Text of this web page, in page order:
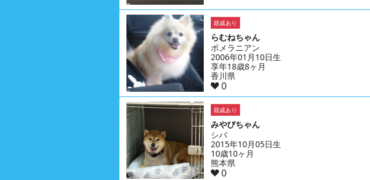
親戚あり
らむねちゃん
ポメラニアン
2006年01月10日生
享年18歳8ヶ月
香川県
0
親戚あり
みやびちゃん
シバ
2015年10月05日生
10歳10ヶ月
熊本県
0